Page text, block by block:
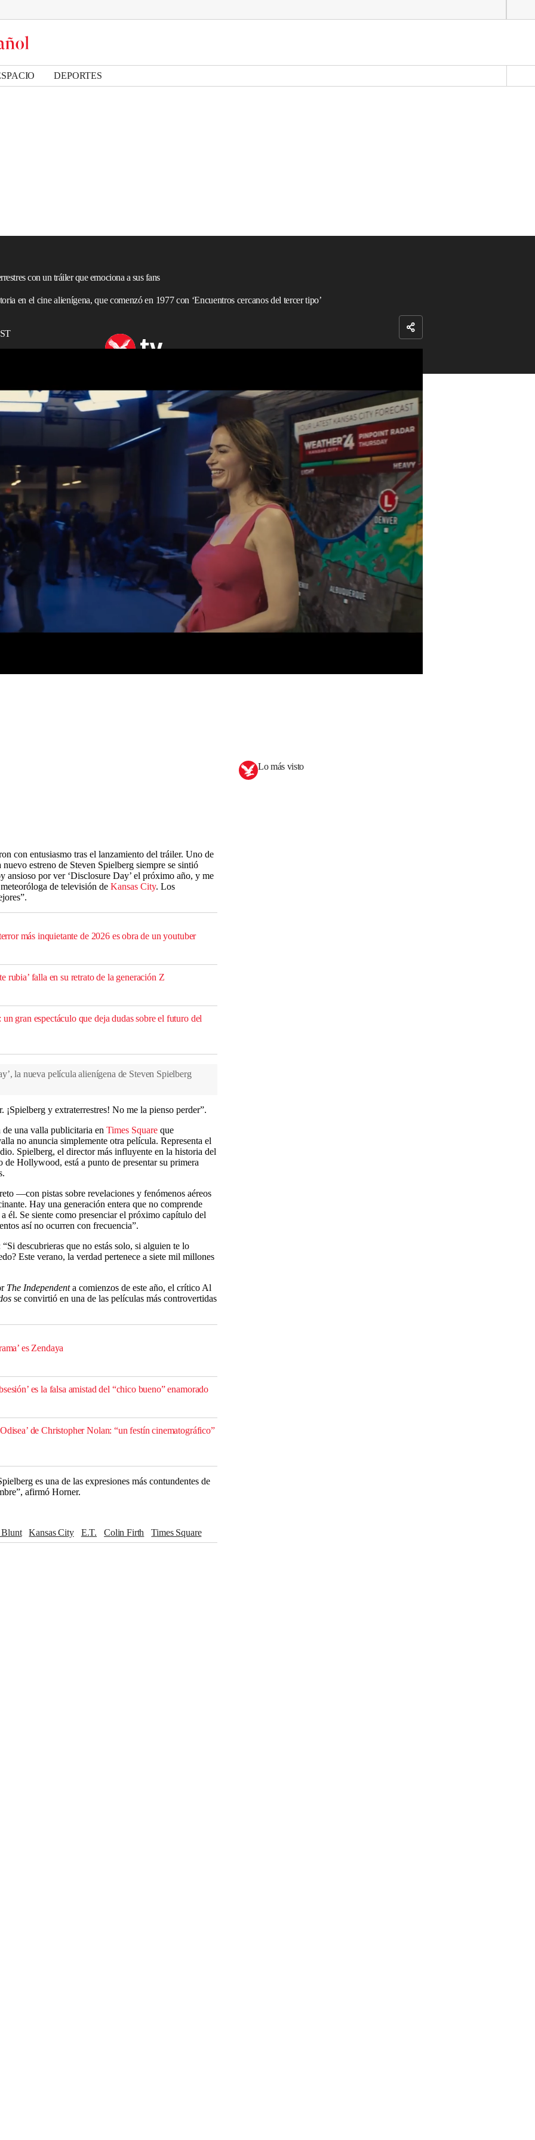
DEPORTES
con un tráiler que emociona a sus fans
en el cine alienígena, que comenzó en 1977 con ‘Encuentros cercanos del tercer tipo’
con entusiasmo tras el lanzamiento deltráiler
en un encuentroextraterrestre
el 12 de junio del próximo año, se basa en una idea
un guion de David Koepp, su colaborador en
Jurassic
— aparece
Por su parte,
Josh O’Connor
forma parte del elenco y da vida a un enigmático
a saber la verdad”.
a Colin Firth, Eve Hewson y Colman Domingo.
quien ya había incursionado en el género con
cercanos del tercer tipo (1977), E.T.(1982),
La guerra
reino de la calavera de cristal
con entusiasmo tras el lanzamiento del tráiler. Uno de
estreno de Steven Spielberg siempre se sintió
ansioso por ver ‘Disclosure Day’ el próximo año, y me
de televisión de Kansas City. Los
más inquietante de 2026 es obra de un youtuber
rubia’ falla en su retrato de la generación Z
gran espectáculo que deja dudas sobre el futuro del
la nueva película alienígena de Steven Spielberg
¡Spielberg y extraterrestres! No me la pienso perder”.
una valla publicitaria en Times Square que
no anuncia simplemente otra película. Representa el
Spielberg, el director más influyente en la historia del
Hollywood, está a punto de presentar su primera
—con pistas sobre revelaciones y fenómenos aéreos
Hay una generación entera que no comprende
él. Se siente como presenciar el próximo capítulo del
así no ocurren con frecuencia”.
descubrieras que no estás solo, si alguien te lo
Este verano, la verdad pertenece a siete mil millones
The Independenta comienzos de este año, el crítico Al
se convirtió en una de las películas más controvertidas
es Zendaya
es la falsa amistad del “chico bueno” enamorado
de Christopher Nolan: “un festín cinematográfico”
es una de las expresiones más contundentes de
afirmó Horner.
Blunt Kansas City E.T. Colin Firth
Times Square
Lo más visto